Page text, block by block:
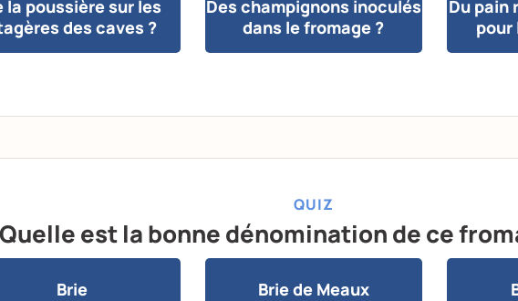
la poussière sur les
des caves ?
Des champignons inoculés
dans le fromage ?
Du pain
pour
QUIZ
Quelle est la bonne dénomination de ce
Brie Brie de Meaux